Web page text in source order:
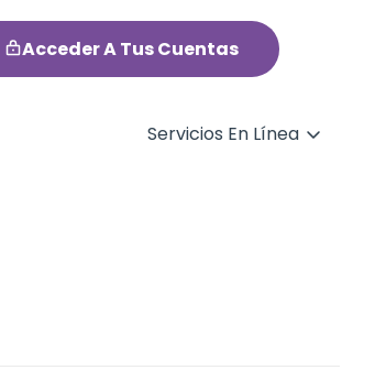
Acceder A Tus Cuentas
Servicios En Línea